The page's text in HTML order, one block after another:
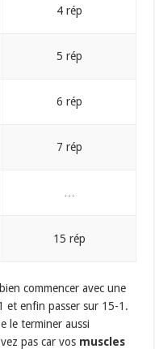
4 rép
5 rép
6 rép
7 rép
15 rép
commencer avec une
et enfin passer sur 15-1.
le terminer aussi
pas car vos muscles